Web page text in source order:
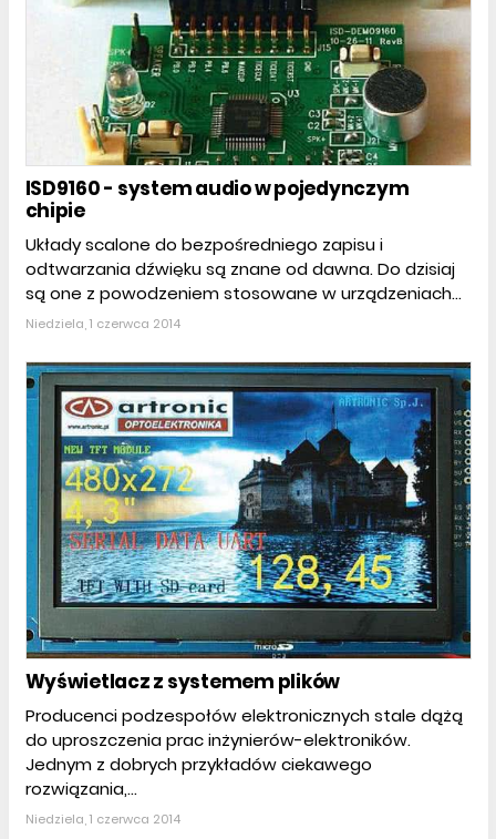
ISD9160 - system audio w pojedynczym
chipie
Układy scalone do bezpośredniego zapisu i
odtwarzania dźwięku są znane od dawna. Do dzisiaj
są one z powodzeniem stosowane w urządzeniach...
Niedziela, 1 czerwca 2014
Wyświetlacz z systemem plików
Producenci podzespołów elektronicznych stale dążą
do uproszczenia prac inżynierów-elektroników.
Jednym z dobrych przykładów ciekawego
rozwiązania,...
Niedziela, 1 czerwca 2014